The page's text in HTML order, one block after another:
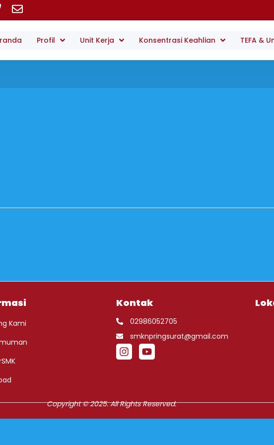
Profil Unit Kerja Konsentrasi Keahlian TEFA &
Kami
Kontak
02986052705
smknpringsurat@gmail.com
Copyright © 2025. All Rights Reserved.